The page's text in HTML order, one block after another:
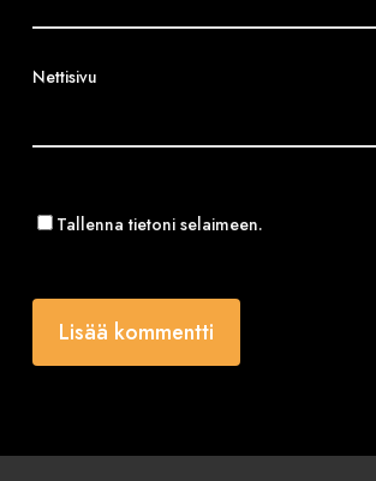
Nettisivu
Tallenna tietoni selaimeen.